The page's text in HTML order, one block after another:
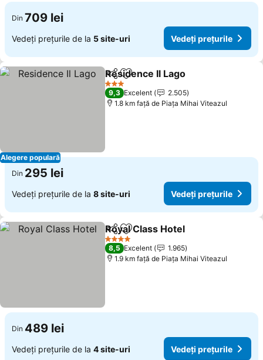
Din 709 lei
Vedeți prețurile de la 5 site-uri Vedeți prețurile
Alegere populară
DistribuițiAdăugaţi la favorite
Residence Il Lago
3 Stele
9,3 Excelent
2.505
1.8 km faţă de Piaţa Mihai Viteazul
Din 295 lei
Vedeți prețurile de la 8 site-uri Vedeți prețurile
DistribuițiAdăugaţi la favorite
Royal Class Hotel
4 Stele
8,5 Excelent
1.965
1.9 km faţă de Piaţa Mihai Viteazul
Din 489 lei
Vedeți prețurile de la 4 site-uri Vedeți prețurile